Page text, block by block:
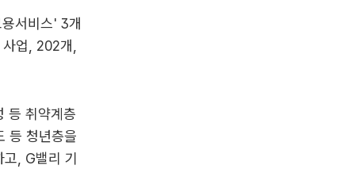
서비스' 3개
업, 202개,
등 취약계층
등 청년층을
, G밸리 기